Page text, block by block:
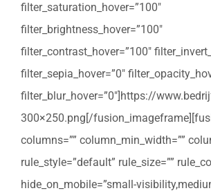
filter_saturation_hover=”100″
filter_brightness_hover=”100″
filter_contrast_hover=”100″
filter_sepia_hover=”0″
filter_blur_hover=”0″]https://
300×250.png[/
columns=”” column_min_width=””
rule_style=”default” rule_size=””
hide_on_mobile=”small-